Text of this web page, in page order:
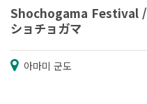
Shochogama Festival /
ショチョガマ
아마미 군도